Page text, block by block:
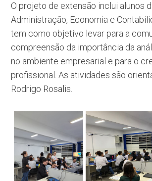
O projeto de extensão inclui alunos
Administração, Economia e
tem como objetivo levar para a
compreensão da importância da
no ambiente empresarial e para o
profissional. As atividades são
Rodrigo Rosalis.